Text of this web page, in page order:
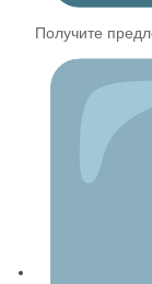
Получите